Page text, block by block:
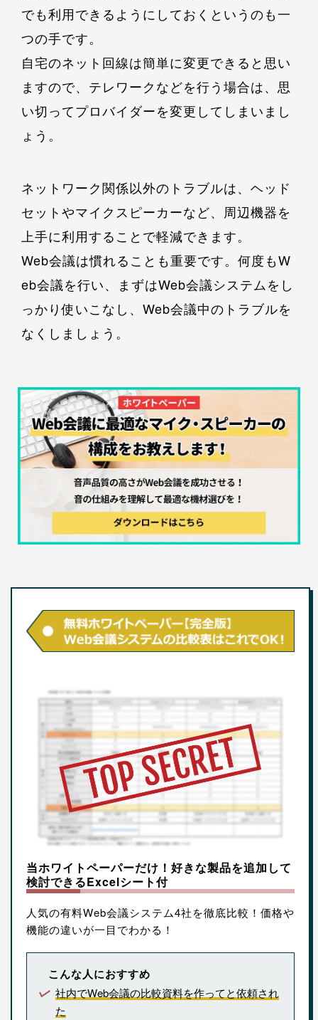
でも利用できるようにしておくというのも一
つの手です。
自宅のネット回線は簡単に変更できると思い
ますので、テレワークなどを行う場合は、思
い切ってプロバイダーを変更してしまいまし
ょう。
ネットワーク関係以外のトラブルは、ヘッド
セットやマイクスピーカーなど、周辺機器を
上手に利用することで軽減できます。
Web会議は慣れることも重要です。何度もW
eb会議を行い、まずはWeb会議システムをし
っかり使いこなし、Web会議中のトラブルを
なくしましょう。
当ホワイトペーパーだけ！好きな製品を追加して
検討できるExcelシート付
人気の有料Web会議システム4社を徹底比較！価格や
機能の違いが一目でわかる！
こんな人におすすめ
社内でWeb会議の比較資料を作ってと依頼され
た